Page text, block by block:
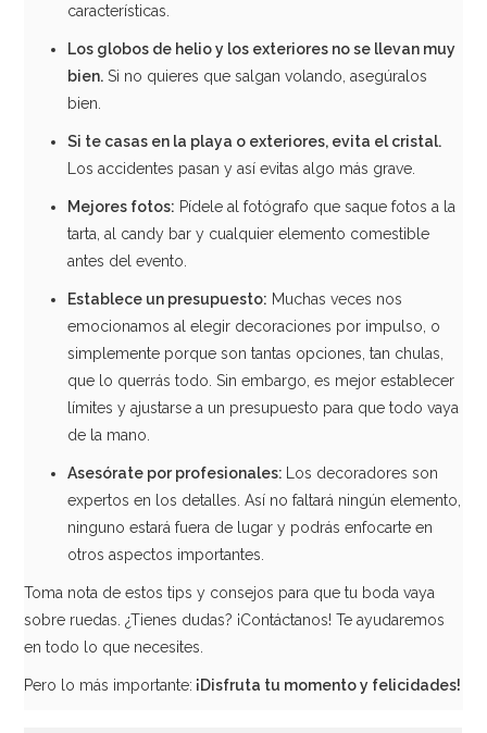
AÑADIR
Pack de 12 Globos Cristal Corazones 3 Tintas
3,95€
AÑADIR
características.
Los globos de helio y los exteriores no se llevan muy
bien. Si no quieres que salgan volando, asegúralos
bien.
Si te casas en la playa o exteriores, evita el cristal.
Los accidentes pasan y así evitas algo más grave.
Mejores fotos: Pídele al fotógrafo que saque fotos a la
tarta, al candy bar y cualquier elemento comestible
antes del evento.
Establece un presupuesto: Muchas veces nos
emocionamos al elegir decoraciones por impulso, o
simplemente porque son tantas opciones, tan chulas,
que lo querrás todo. Sin embargo, es mejor establecer
límites y ajustarse a un presupuesto para que todo vaya
de la mano.
Asesórate porprofesionales:
Los decoradores son
expertos en los detalles. Así no faltará ningún elemento,
ninguno estará fuera de lugar y podrás enfocarte en
otros aspectos importantes.
Toma nota de estos tips y consejos para que tu boda vaya
sobre ruedas. ¿Tienes dudas? ¡Contáctanos! Te ayudaremos
en todo lo que necesites.
Pero lo más importante: ¡Disfruta tu momento y felicidades!